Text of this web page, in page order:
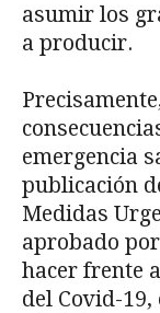
asumir los
a producir.
emergencia
publicación
Medidas
aprobado
hacer frente
del Covid-